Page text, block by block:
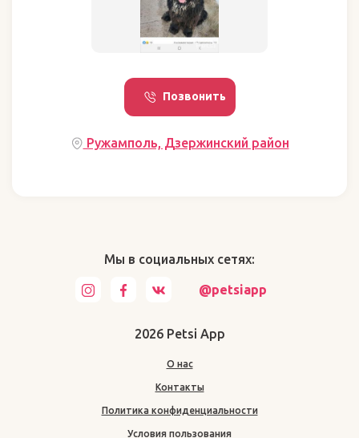
Позвонить
Ружамполь, Дзержинский район
Мы в социальных сетях:
@petsiapp
2026 Petsi App
О нас
Контакты
Политика конфиденциальности
Условия пользования